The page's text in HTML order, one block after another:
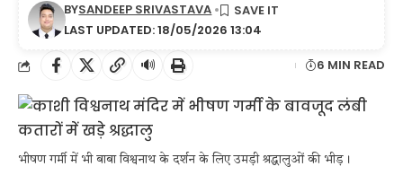
LAST UPDATED: 18/05/2026 13:04
BYSANDEEP SRIVASTAVA
🔊 6 MIN READ
भीषण गर्मी में भी बाबा विश्वनाथ के दर्शन के लिए उमड़ी श्रद्धालुओं की भीड़।